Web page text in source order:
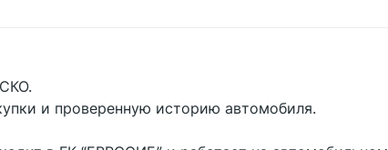
и проверенную историю автомобиля.